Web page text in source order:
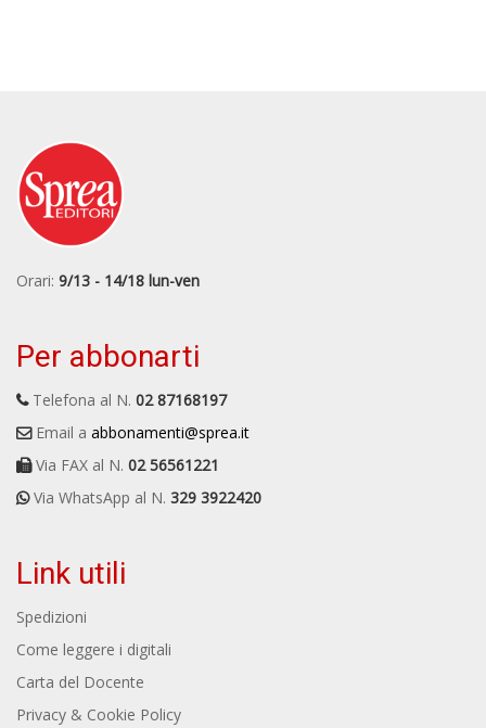
Orari: 9/13 - 14/18 lun-ven
Per abbonarti
Telefona al N. 02 87168197
Email a abbonamenti@sprea.it
Via FAX al N. 02 56561221
Via WhatsApp al N. 329 3922420
Link utili
Spedizioni
Come leggere i digitali
Carta del Docente
Privacy & Cookie Policy